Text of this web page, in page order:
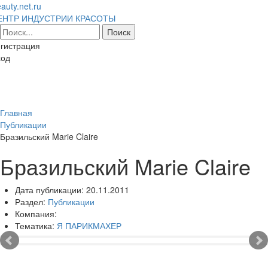
ИНДУСТРИИ КРАСОТЫ
Главная
Публикации
Бразильский Marie Claire
Бразильский Marie Claire
Дата публикации: 20.11.2011
Раздел: Публикации
Компания:
Тематика: Я ПАРИКМАХЕР